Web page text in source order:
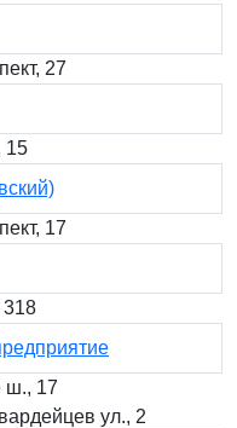
27
15
17
318
ш., 17
ул., 2